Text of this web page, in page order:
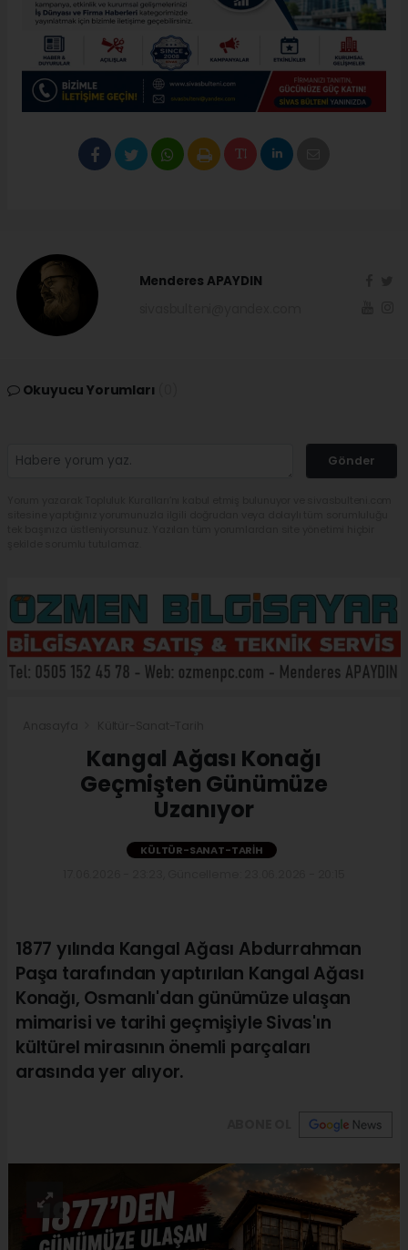
Menderes APAYDIN
Okuyucu Yorumları
Gönder
Kangal Ağası Konağı
Geçmişten Günümüze
Uzanıyor
KÜLTÜR-SANAT-TARIH
1877 yılında Kangal Ağası Abdurrahman
Paşa tarafından yaptırılan Kangal Ağası
Konağı, Osmanlı'dan günümüze ulaşan
mimarisi ve tarihi geçmişiyle Sivas'ın
kültürel mirasının önemli parçaları
arasında yer alıyor.